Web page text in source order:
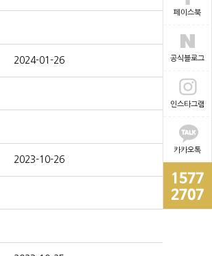
페이스북
공식블로그
인스타그램
카카오톡
2024-01-26
2023-10-26